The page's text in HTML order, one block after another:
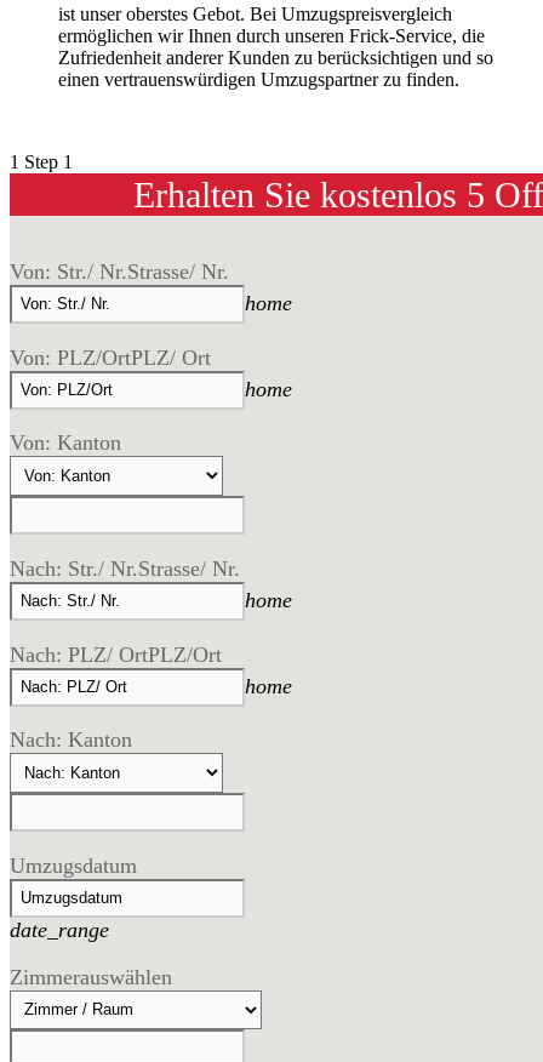
ist unser oberstes Gebot. Bei Umzugspreisvergleich
ermöglichen wir Ihnen durch unseren Frick-Service, die
Zufriedenheit anderer Kunden zu berücksichtigen und so
einen vertrauenswürdigen Umzugspartner zu finden.
1 Step 1
Erhalten Sie kostenlos 5
Von: Str./ Nr.Strasse/ Nr.
home
Von: PLZ/OrtPLZ/ Ort
home
Von: Kanton
Nach: Str./ Nr.Strasse/ Nr.
home
Nach: PLZ/ OrtPLZ/Ort
home
Nach: Kanton
Umzugsdatum
date_range
Zimmerauswählen